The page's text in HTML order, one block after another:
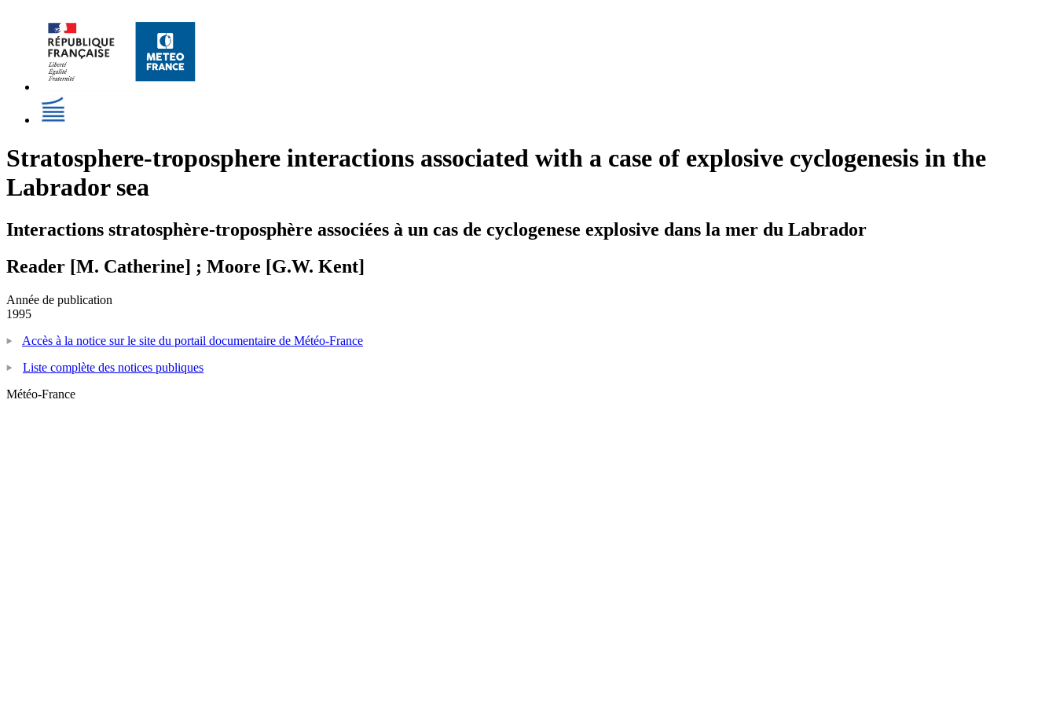
Stratosphere-troposphere interactions associated with a case of explosive cyclogenesis in the
Labrador sea
Interactions stratosphère-troposphère associées à un cas de cyclogenese explosive dans la mer du Labrador
Reader [M. Catherine] ; Moore [G.W. Kent]
Année de publication
1995
Accès à la notice sur le site du portail documentaire de Météo-France
Liste complète des notices publiques
Météo-France